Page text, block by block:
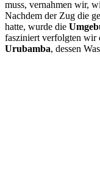
muss, vernahmen wir,
Nachdem der Zug die
hatte, wurde die
fasziniert verfolgten wir
Urubamba, dessen